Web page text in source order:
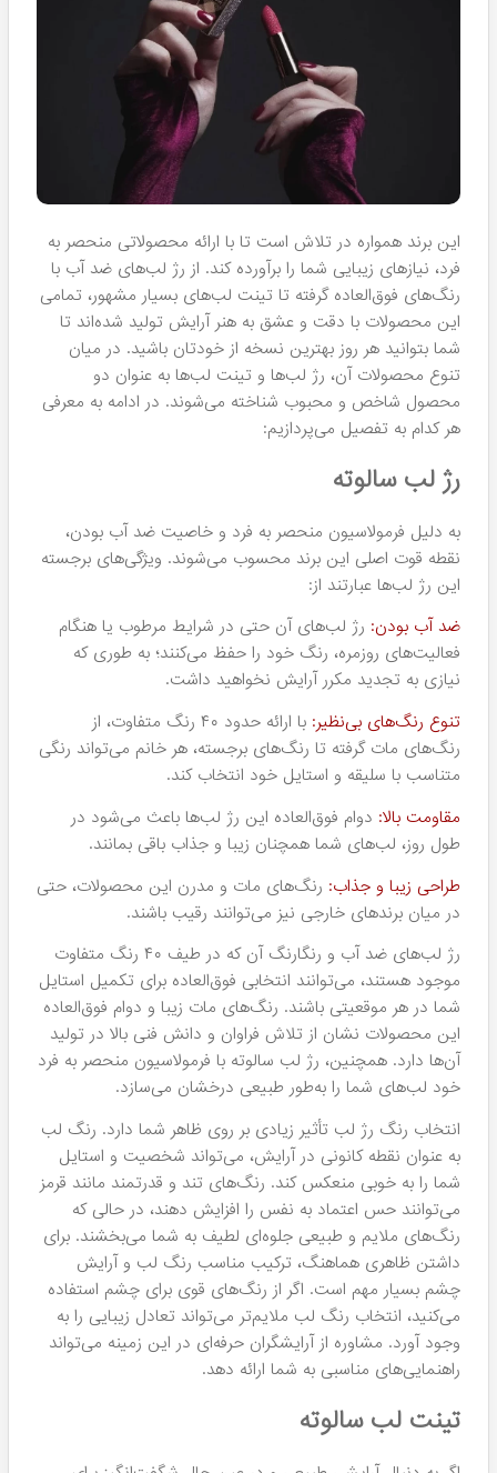
محصولات سالوته Salute
امروز می‌خواهیم با هم به دنیای جذاب و بی‌نظیر آرایش و زیبایی
سفر کنیم و شما را با محصولات منحصر به فرد برند آرایشی
Salute آشنا کنیم. اگر به دنبال تجربه‌ای متفاوت در انتخاب
محصولات آرایشی با کیفیت بالا هستید، همراه ما باشید تا با
زبانی دوستانه و صمیمی، تمام جنبه‌های این محصولات را
برایتان شرح دهیم. در ادامه، با هم به بررسی ویژگی‌های برجسته،
مزایا، تجربیات مشتریان و نکات کلیدی در خرید
محصولات
سالوته اصل خواهیم پرداخت. در این دسته بندی از سایت ما،
امکان خریدرژ لب سالوتهو همچنین انواع رنگ ها و مدل های
تینت لب سالوته برای شما عزیزان با قیمتی بسیار مناسب فراهم
شده است.
محصولات سالوته
یکی از مواردی که این برند Salute را از سایر برندهای موجود
متمایز می‌کند، رعایت استانداردهای بین‌المللی در تولید و توجه
ویژه به سلامت لب‌ها و پوست شماست. در ادامه به برخی از
ویژگی‌های مهم اشاره می‌کنیم:
تولید داخل ایران:
تمامی محصولات Salute در داخل ایران تولید می‌شوند.
این موضوع باعث می‌شود شما از اصالت کالا مطمئن
بوده و ضمن حمایت از تولید ملی، کالای اصلی و
عدم تست روی حیوانات:
بسیاری از خانم‌های امروزی به دلیل دغدغه‌های اخلاقی، از
استفاده از محصولات تست شده روی حیوانات اجتناب
می‌کنند. خوشبختانه با تولید محصولات بدون تست روی
حیوانات، انتخابی مطمئن برای شما فراهم کرده است.
دارای نشان سیب سلامت:
نشان سیب سلامت که یکی از معتبرترین استانداردهای
بین‌المللی است، بر روی تمامی محصولات آن موجود
است و از سلامت و ایمنی آن‌ها اطمینان می‌دهد.
تنوع رنگ بی‌نظیر:
با داشتن حدود ۴۰ رنگ متنوع، Salute به شما امکان
می‌دهد تا رنگ دلخواه خود را متناسب با موقعیت‌ها و
استایل شخصی انتخاب کنید.
فرمولاسیون ضد آب:
رژ لب‌های سالوته به گونه‌ای طراحی شده‌اند که حتی در
شرایط مرطوب و در مقابل تماس با آب، رنگ خود را از
دست ندهند؛ امری که برای کسانی که زندگی فعال دارند
بسیار اهمیت دارد.